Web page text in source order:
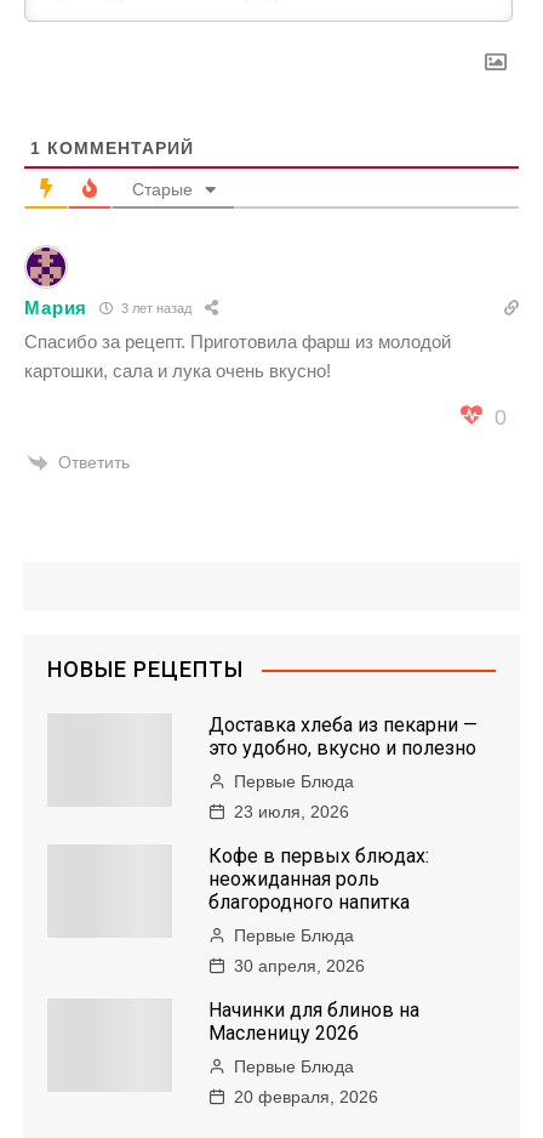
1 КОММЕНТАРИЙ
Старые
Мария 3 лет назад
Спасибо за рецепт. Приготовила фарш из молодой
картошки, сала и лука очень вкусно!
0
Ответить
НОВЫЕ РЕЦЕПТЫ
Доставка хлеба из пекарни —
это удобно, вкусно и полезно
Первые Блюда
23 июля, 2026
Кофе в первых блюдах:
неожиданная роль
благородного напитка
Первые Блюда
30 апреля, 2026
Начинки для блинов на
Масленицу 2026
Первые Блюда
20 февраля, 2026